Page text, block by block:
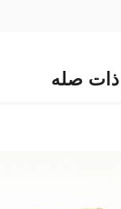
ذات صله